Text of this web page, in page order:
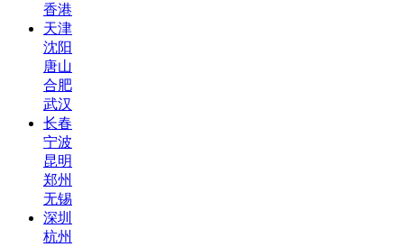
香港
天津
沈阳
唐山
合肥
武汉
长春
宁波
昆明
郑州
无锡
深圳
杭州